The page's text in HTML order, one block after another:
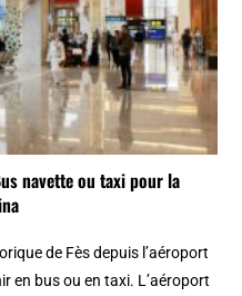
navette ou taxi pour la
de Fès depuis l’aéroport
en bus ou en taxi. L’aéroport